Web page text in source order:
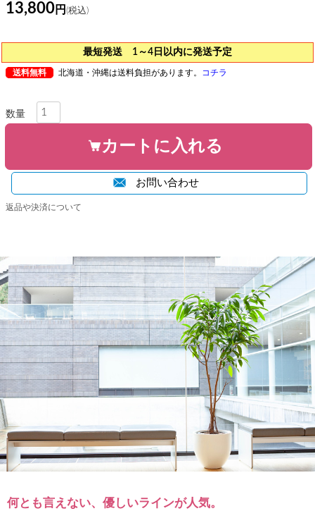
13,800
最短発送 1～4日以内に発送予定
送料無料 北海道・沖縄は送料負担があります。 コチラ
カートに入れる
お問い合わせ
返品や決済について
何とも言えない、優しいラインが人気。